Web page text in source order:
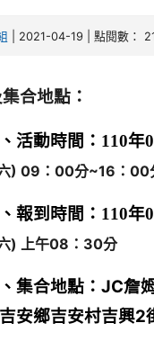
| 2021-04-19 | 點閱數：
合地點：
活動時間： 110年
) 09：00分~16：00
報到時間： 110年
) 上午08：30分
集合地點：JC詹
吉安鄉吉安村吉興2